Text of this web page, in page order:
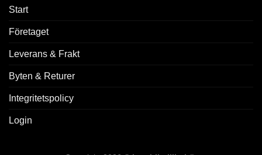
Start
Företaget
Leverans & Frakt
Byten & Returer
Integritetspolicy
Login